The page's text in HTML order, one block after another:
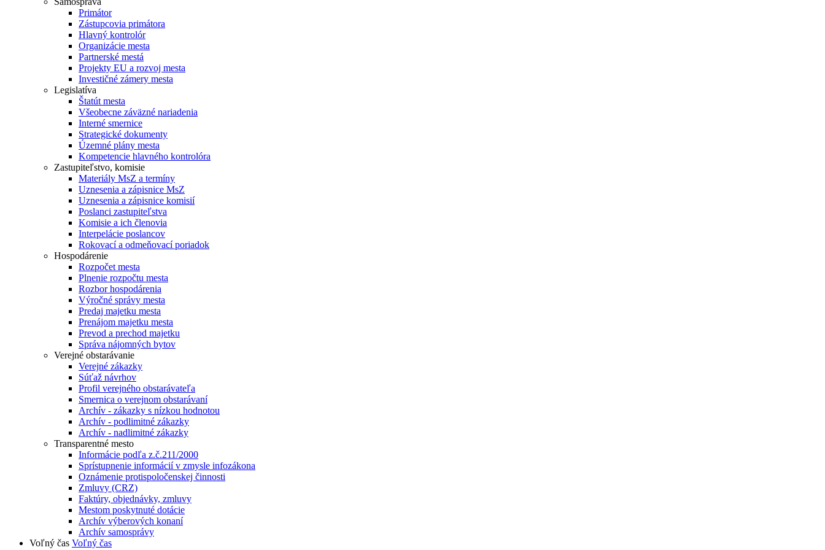
Primátor
Zástupcovia primátora
Hlavný kontrolór
Organizácie mesta
Partnerské mestá
Projekty EU a rozvoj mesta
Investičné zámery mesta
Legislatíva
Štatút mesta
Všeobecne záväzné nariadenia
Interné smernice
Strategické dokumenty
Územné plány mesta
Kompetencie hlavného kontrolóra
Zastupiteľstvo, komisie
Materiály MsZ a termíny
Uznesenia a zápisnice MsZ
Uznesenia a zápisnice komisií
Poslanci zastupiteľstva
Komisie a ich členovia
Interpelácie poslancov
Rokovací a odmeňovací poriadok
Hospodárenie
Rozpočet mesta
Plnenie rozpočtu mesta
Rozbor hospodárenia
Výročné správy mesta
Predaj majetku mesta
Prenájom majetku mesta
Prevod a prechod majetku
Správa nájomných bytov
Verejné obstarávanie
Verejné zákazky
Súťaž návrhov
Profil verejného obstarávateľa
Smernica o verejnom obstarávaní
Archív - zákazky s nízkou hodnotou
Archív - podlimitné zákazky
Archív - nadlimitné zákazky
Transparentné mesto
Informácie podľa z.č.211/2000
Sprístupnenie informácií v zmysle infozákona
Oznámenie protispoločenskej činnosti
Zmluvy (CRZ)
Faktúry, objednávky, zmluvy
Mestom poskytnuté dotácie
Archív výberových konaní
Archív samosprávy
Voľný čas Voľný čas